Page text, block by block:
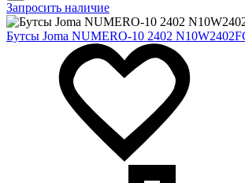
Запросить наличие
Бутсы Joma NUMERO-10 2402